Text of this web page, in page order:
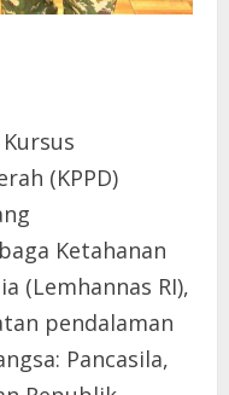
(KPPD)
Ketahanan
(Lemhannas RI),
pendalaman
Pancasila,